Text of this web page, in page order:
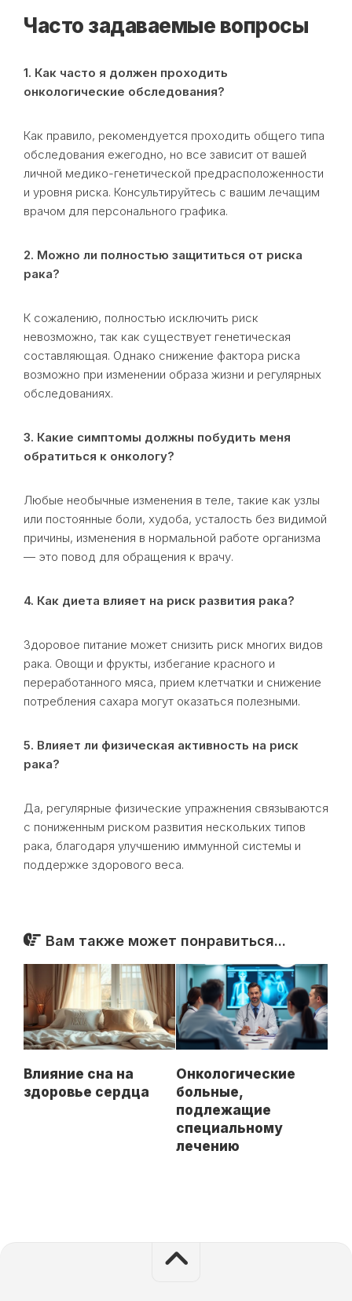
Часто задаваемые вопросы
1. Как часто я должен проходить
онкологические обследования?
Как правило, рекомендуется проходить общего типа
обследования ежегодно, но все зависит от вашей
личной медико-генетической предрасположенности
и уровня риска. Консультируйтесь с вашим лечащим
врачом для персонального графика.
2. Можно ли полностью защититься от риска
рака?
К сожалению, полностью исключить риск
невозможно, так как существует генетическая
составляющая. Однако снижение фактора риска
возможно при изменении образа жизни и регулярных
обследованиях.
3. Какие симптомы должны побудить меня
обратиться к онкологу?
Любые необычные изменения в теле, такие как узлы
или постоянные боли, худоба, усталость без видимой
причины, изменения в нормальной работе организма
— это повод для обращения к врачу.
4. Как диета влияет на риск развития рака?
Здоровое питание может снизить риск многих видов
рака. Овощи и фрукты, избегание красного и
переработанного мяса, прием клетчатки и снижение
потребления сахара могут оказаться полезными.
5. Влияет ли физическая активность на риск
рака?
Да, регулярные физические упражнения связываются
с пониженным риском развития нескольких типов
рака, благодаря улучшению иммунной системы и
поддержке здорового веса.
Вам также может понравиться...
Влияние сна на
здоровье сердца
Онкологические
больные,
подлежащие
специальному
лечению